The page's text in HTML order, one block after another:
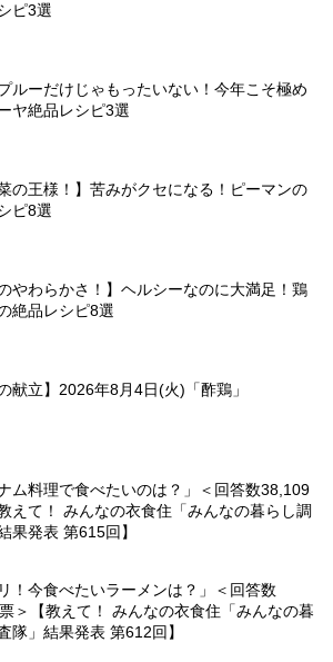
ピ3選
ルーだけじゃもったいない！今年こそ極め
ヤ絶品レシピ3選
菜の王様！】苦みがクセになる！ピーマンの
ピ8選
のやわらかさ！】ヘルシーなのに大満足！鶏
絶品レシピ8選
の献立】2026年8月4日(火)「酢鶏」
ナム料理で食べたいのは？」＜回答数38,109
えて！ みんなの衣食住「みんなの暮らし調
果発表 第615回】
リ！今食べたいラーメンは？」＜回答数
＞【教えて！ みんなの衣食住「みんなの暮
隊」結果発表 第612回】